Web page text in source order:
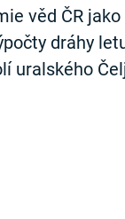
věd ČR
dráhy
uralského